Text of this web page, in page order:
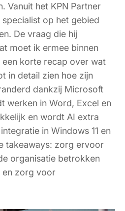
Vanuit het KPN Partner
op het gebied
De vraag die hij
moet ik ermee binnen
korte recap over wat
in detail zien hoe zijn
dankzij Microsoft
werken in Word, Excel en
en wordt AI extra
in Windows 11 en
takeaways: zorg ervoor
organisatie betrokken
en zorg voor